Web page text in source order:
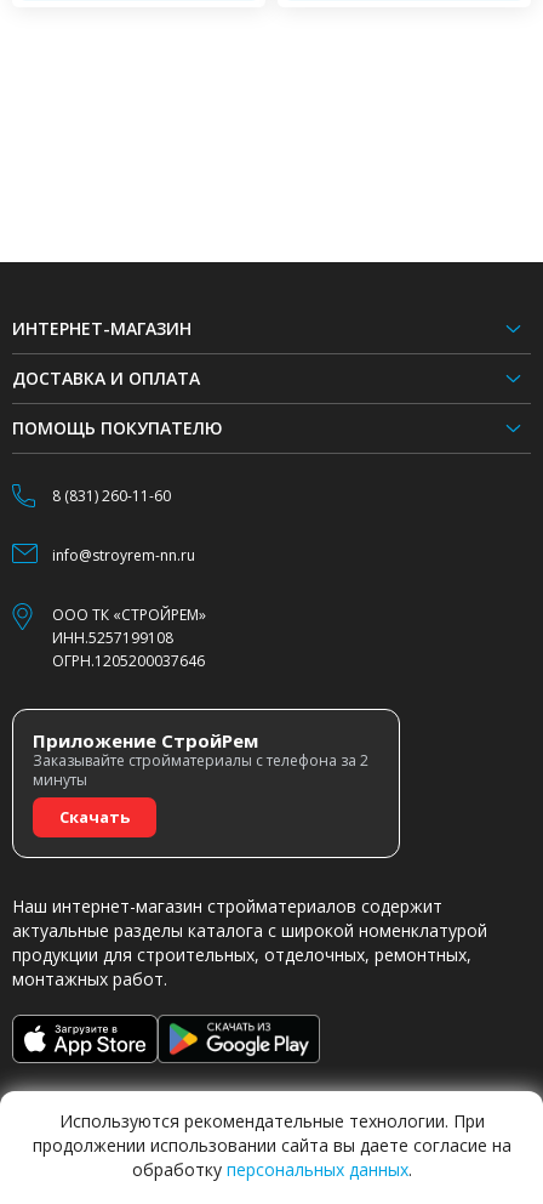
ИНТЕРНЕТ-МАГАЗИН
ДОСТАВКА И ОПЛАТА
ПОМОЩЬ ПОКУПАТЕЛЮ
8 (831) 260-11-60
info@stroyrem-nn.ru
ООО ТК «СТРОЙРЕМ»
ИНН.5257199108
ОГРН.1205200037646
Приложение СтройРем
Заказывайте стройматериалы с телефона за 2
минуты
Скачать
Наш интернет-магазин стройматериалов содержит
актуальные разделы каталога с широкой номенклатурой
продукции для строительных, отделочных, ремонтных,
монтажных работ.
Обращаясь в наш магазин, вы даете согласие на
Используются рекомендательные технологии. При
продолжении использовании сайта вы даете согласие на
обработку персональных данных.